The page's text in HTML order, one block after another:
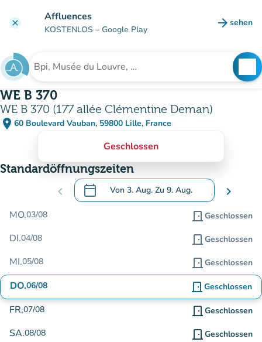
clear Affluences
KOSTENLOS – Google Play arrow_forward sehen
(new
Suche nach einer Einrichtung
WE B 370
WE B 370 (177 allée Clémentine Deman)
place 60 Boulevard Vauban, 59800 Lille, France
(in Google Maps öffnen)
(new tab)
Geschlossen
Standardöffnungszeiten
chevron_left calendar_today Von 3. Aug. Zu 9. Aug.
.Öffnen Sie den Kalender, um Daten zu
chevron_right
MO.03/08 door_front Geschlossen
DI.04/08 door_front Geschlossen
MI.05/08 door_front Geschlossen
DO.06/08 door_front Geschlossen
FR.07/08 door_front Geschlossen
SA.08/08 door_front Geschlossen